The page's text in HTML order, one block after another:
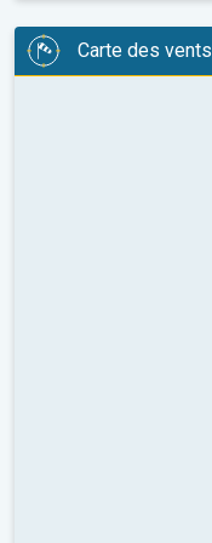
Carte des vents